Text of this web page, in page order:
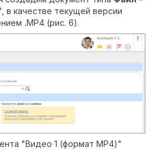
в качестве текущей версии
.MP4 (рис. 6).
"Видео 1 (формат MP4)"